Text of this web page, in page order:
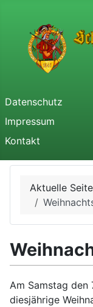
Datenschutz
Impressum
Kontakt
Aktuelle
Am Samstag den
diesjährige